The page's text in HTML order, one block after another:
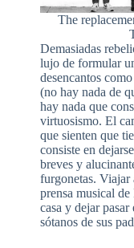
The
Demasiadas
lujo de formular
desencantos
(no hay nada de
hay nada que
virtuosismo. El
que sienten que
consiste en
breves y
furgonetas. Viajar
prensa musical
casa y dejar
sótanos de sus